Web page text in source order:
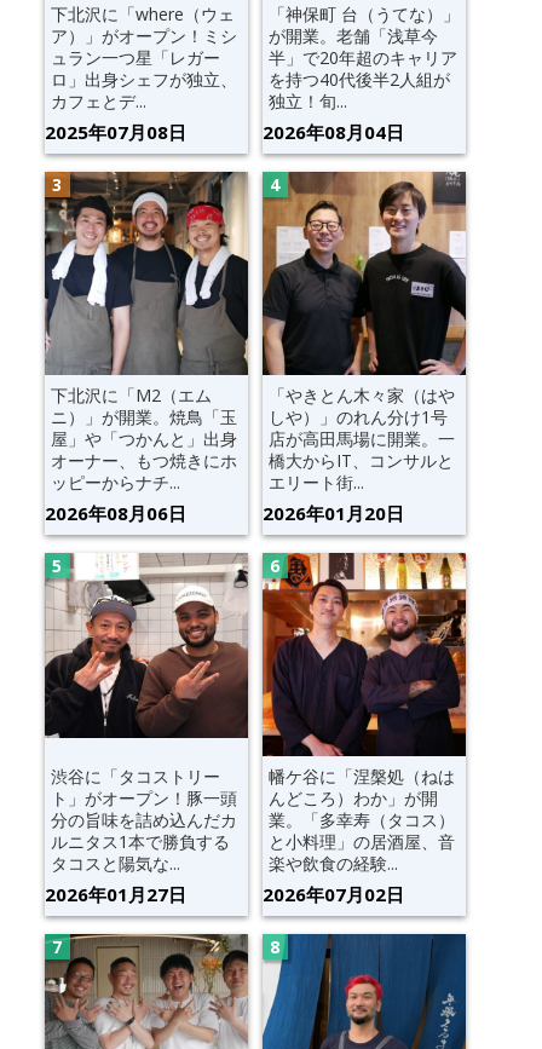
下北沢に「where（ウェ
ア）」がオープン！ミシ
ュラン一つ星「レガー
ロ」出身シェフが独立、
カフェとデ...
2025年07月08日
「神保町 台（うてな）」
が開業。老舗「浅草今
半」で20年超のキャリア
を持つ40代後半2人組が
独立！旬...
2026年08月04日
下北沢に「M2（エム
ニ）」が開業。焼鳥「玉
屋」や「つかんと」出身
オーナー、もつ焼きにホ
ッピーからナチ...
2026年08月06日
「やきとん木々家（はや
しや）」のれん分け1号
店が高田馬場に開業。一
橋大からIT、コンサルと
エリート街...
2026年01月20日
渋谷に「タコストリー
ト」がオープン！豚一頭
分の旨味を詰め込んだカ
ルニタス1本で勝負する
タコスと陽気な...
2026年01月27日
幡ケ谷に「涅槃処（ねは
んどころ）わか」が開
業。「多幸寿（タコス）
と小料理」の居酒屋、音
楽や飲食の経験...
2026年07月02日